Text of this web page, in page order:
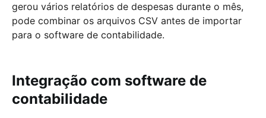
gerou vários relatórios de despesas durante o mês,
pode combinar os arquivos CSV antes de importar
para o software de contabilidade.
Integração com software de
contabilidade